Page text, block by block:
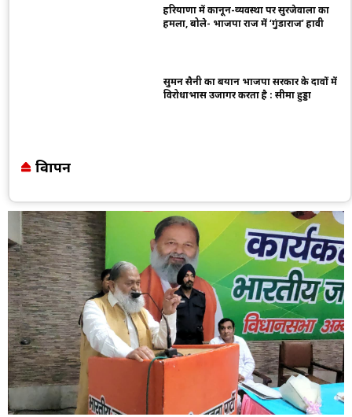
हरियाणा में कानून-व्यवस्था पर सुरजेवाला का
हमला, बोले- भाजपा राज में ‘गुंडाराज’ हावी
सुमन सैनी का बयान भाजपा सरकार के दावों में
विरोधाभास उजागर करता है : सीमा हुड्डा
विज्ञापन